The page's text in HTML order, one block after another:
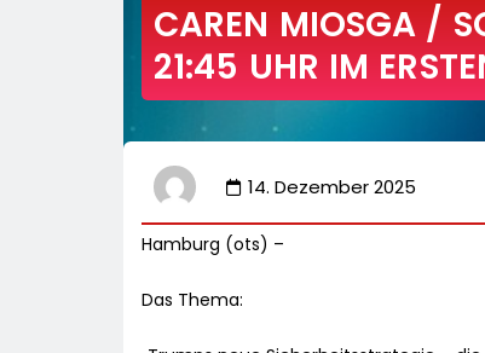
CAREN MIOSGA /
21:45 UHR IM
14. Dezember 2025
Hamburg (ots) –
Das Thema: